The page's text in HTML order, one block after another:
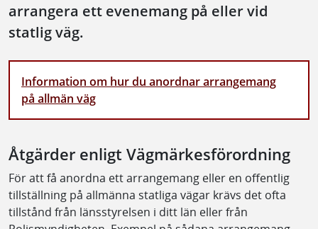
arrangera ett evenemang på eller vid
statlig väg.
Information om hur du anordnar arrangemang
på allmän väg
Åtgärder enligt Vägmärkesförordning
För att få anordna ett arrangemang eller en offentlig
tillställning på allmänna statliga vägar krävs det ofta
tillstånd från länsstyrelsen i ditt län eller från